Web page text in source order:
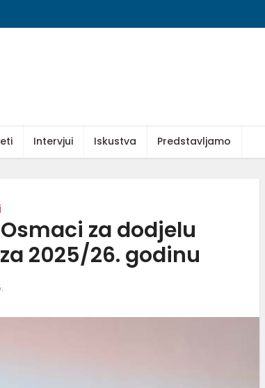
Intervjui Iskustva Predstavljamo
za dodjelu
2025/26. godinu